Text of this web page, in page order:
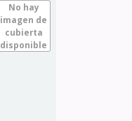
No hay
imagen de
cubierta
disponible